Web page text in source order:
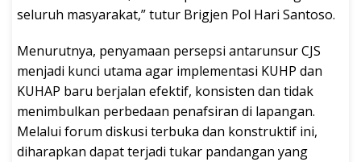
seluruh masyarakat,” tutur Brigjen Pol Hari Santoso.
Menurutnya, penyamaan persepsi antarunsur CJS
menjadi kunci utama agar implementasi KUHP dan
KUHAP baru berjalan efektif, konsisten dan tidak
menimbulkan perbedaan penafsiran di lapangan.
Melalui forum diskusi terbuka dan konstruktif ini,
diharapkan dapat terjadi tukar pandangan yang